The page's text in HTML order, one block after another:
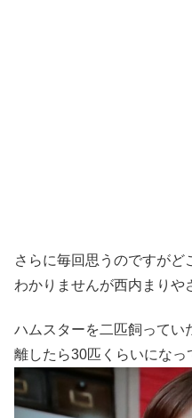
さらに毎回思うのですが
わかりませんが西内まりや
ハムスターを二匹飼ってい
離したら30匹くらいになっ